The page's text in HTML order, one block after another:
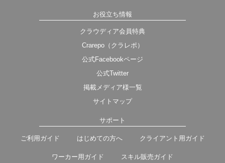
お役立ち情報
クラウディア会員特典
Crarepo（クラレポ）
公式Facebookページ
公式Twitter
掲載メディア様一覧
サイトマップ
サポート
ご利用ガイド はじめての方へ クライアント用ガイド
ワーカー用ガイド スキル販売ガイド